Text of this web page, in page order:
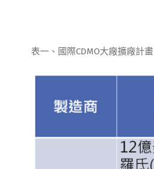
表一、國際CDMO大廠擴廠計畫